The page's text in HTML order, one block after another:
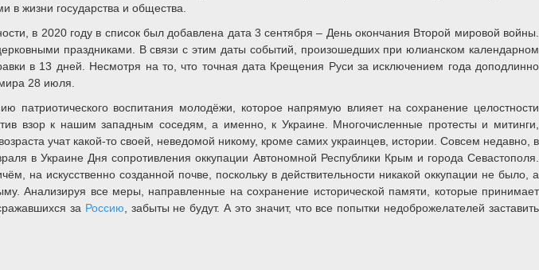
жизни государства и общества.
в 2020 году в список был добавлена дата 3 сентября – День окончания Второй мировой войны.
праздниками. В связи с этим даты событий, произошедших при юлианском календарном
в 13 дней. Несмотря на то, что точная дата Крещения Руси за исключением года доподлинно
28 июля.
патриотического воспитания молодёжи, которое напрямую влияет на сохранение целостности
взор к нашим западным соседям, а именно, к Украине. Многочисленные протесты и митинги,
учат какой-то своей, неведомой никому, кроме самих украинцев, истории. Совсем недавно, в
в Украине Дня сопротивления оккупации Автономной Республики Крым и города Севастополя.
на искусственно созданной почве, поскольку в действительности никакой оккупации не было, а
Анализируя все меры, направленные на сохранение исторической памяти, которые принимает
за Россию , забыты не будут. А это значит, что все попытки недоброжелателей заставить